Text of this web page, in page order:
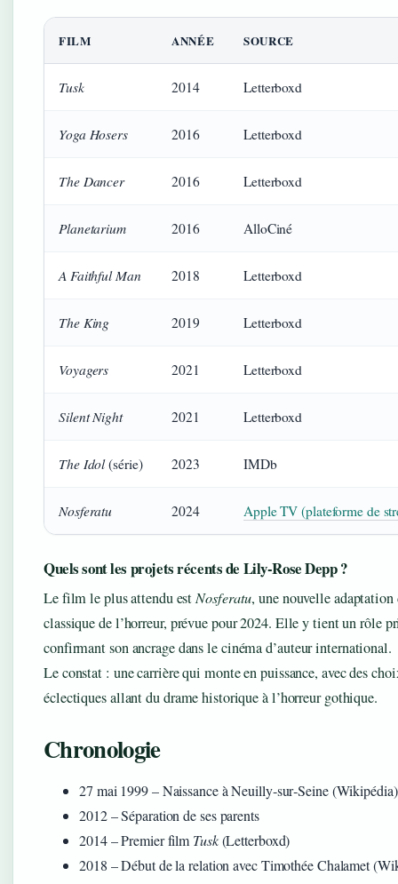
FILM ANNÉE SOURCE
Tusk 2014 Letterboxd
Yoga Hosers 2016 Letterboxd
The Dancer 2016 Letterboxd
Planetarium 2016 AlloCiné
A Faithful Man 2018 Letterboxd
The King 2019 Letterboxd
Voyagers 2021 Letterboxd
Silent Night 2021 Letterboxd
The Idol(série) 2023 IMDb
Nosferatu 2024 Apple TV (plateforme de
Quels sont les projets récents de Lily‑Rose Depp ?
Le film le plus attendu estNosferatu, une nouvelle adaptation
classique de l’horreur, prévue pour 2024. Elle y tient un rôle
confirmant son ancrage dans le cinéma d’auteur international.
Le constat : une carrière qui monte en puissance, avec des
éclectiques allant du drame historique à l’horreur gothique.
Chronologie
27 mai 1999– Naissance à Neuilly‑sur‑Seine(Wikipédia)
2012– Séparation de ses parents
2014– Premier film Tusk (Letterboxd)
2018 – Début de la relation avec Timothée Chalamet